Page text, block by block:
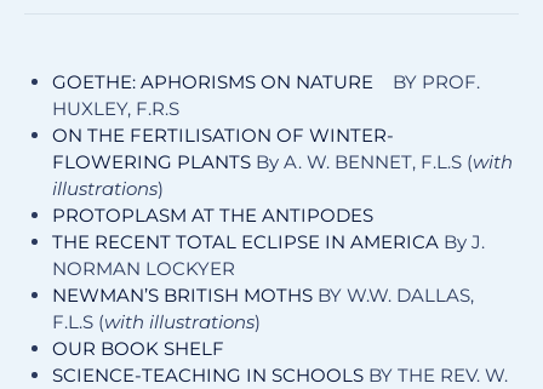
GOETHE: APHORISMS ON NATUREBY PROF.
HUXLEY, F.R.S
ON THE FERTILISATION OF WINTER-
FLOWERING PLANTSBy A. W. BENNET, F.L.S (with
illustrations)
PROTOPLASM AT THE ANTIPODES
THE RECENT TOTAL ECLIPSE IN AMERICABy J.
NORMAN LOCKYER
NEWMAN’S BRITISH MOTHSBY W.W. DALLAS,
F.L.S (with illustrations)
OUR BOOK SHELF
SCIENCE-TEACHING IN SCHOOLSBY THE REV. W.